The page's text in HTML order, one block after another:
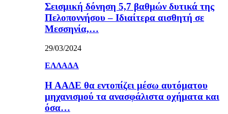
Σεισμική δόνηση 5,7 βαθμών δυτικά της
Πελοποννήσου – Ιδιαίτερα αισθητή σε
Μεσσηνία,…
29/03/2024
ΕΛΛΑΔΑ
Η ΑΑΔΕ θα εντοπίζει μέσω αυτόματου
μηχανισμού τα ανασφάλιστα οχήματα και
όσα…